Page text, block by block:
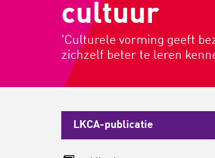
cultuur
'Culturele vorming geeft
zichzelf beter te leren
LKCA-publicatie